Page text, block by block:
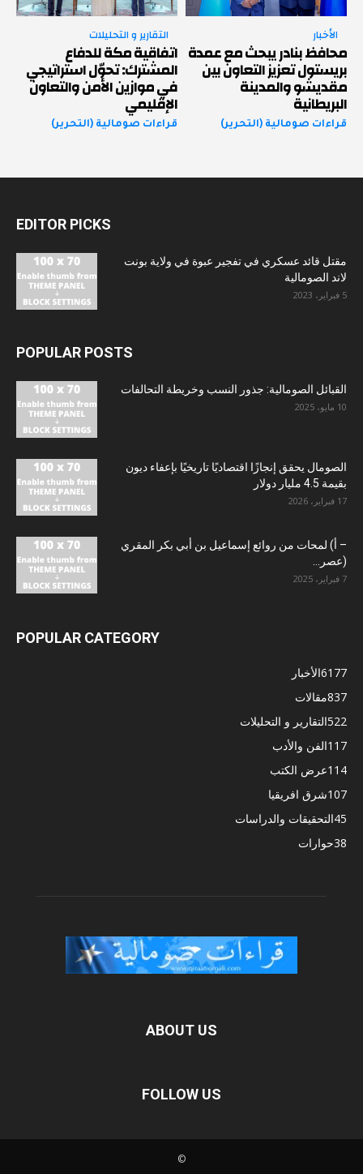
الأخبار
محافظ بنادر يبحث مع عمدة
بريستول تعزيز التعاون بين
مقديشو والمدينة
البريطانية
قراءات صومالية (التحرير)
التقارير و التحليلات
اتفاقية مكة للدفاع
المشترك: تحوّل استراتيجي
في موازين الأمن والتعاون
الإقليمي
قراءات صومالية (التحرير)
EDITOR PICKS
مقتل قائد عسكري في تفجير عبوة في ولاية بونت
لاند الصومالية
5 فبراير، 2023
POPULAR POSTS
القبائل الصومالية: جذور النسب وخريطة التحالفات
10 مايو، 2025
الصومال يحقق إنجازًا اقتصاديًا تاريخيًا بإعفاء ديون
بقيمة 4.5 مليار دولار
17 فبراير، 2026
– أ) لمحات من روائع إسماعيل بن أبي بكر المقري
(عصر...
7 فبراير، 2025
POPULAR CATEGORY
الأخبار6177
مقالات837
التقارير و التحليلات522
الفن والأدب117
عرض الكتب114
شرق افريقيا107
التحقيقات والدراسات45
حوارات38
ABOUT US
FOLLOW US
©